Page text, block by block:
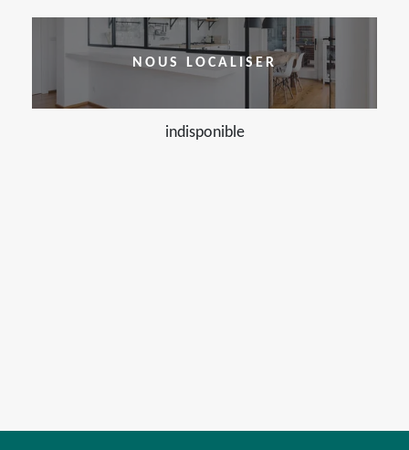
NOUS LOCALISER
indisponible